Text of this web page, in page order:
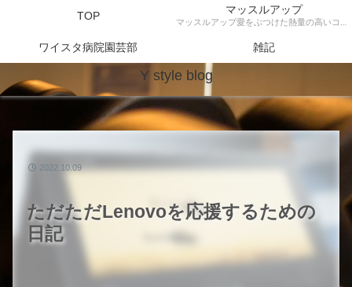
Y style blog
TOP マッスルアップ
マッスルアップ愛をぶつけた熱量の高いコンテンツ
ワイスタ病院園芸部 雑記
ただただLenovoを応援するための
日記
2022.10.09